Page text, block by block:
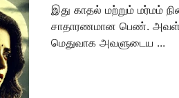
இது காதல் மற்றும் மர்மம்
சாதாரணமான பெண். அவள்
மெதுவாக அவளுடைய ...